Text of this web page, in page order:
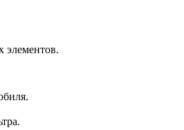
элементов.